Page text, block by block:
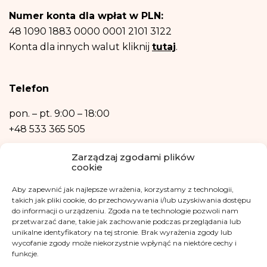
Zarządzaj zgodami plików
cookie
Aby zapewnić jak najlepsze wrażenia, korzystamy z technologii,
takich jak pliki cookie, do przechowywania i/lub uzyskiwania dostępu
do informacji o urządzeniu. Zgoda na te technologie pozwoli nam
przetwarzać dane, takie jak zachowanie podczas przeglądania lub
unikalne identyfikatory na tej stronie. Brak wyrażenia zgody lub
wycofanie zgody może niekorzystnie wpłynąć na niektóre cechy i
funkcje.
Posiadasz prawo dostępu do treści swoich danych oraz prawo ich
sprostowania, usunięcia, ograniczenia przetwarzania, prawo do przenoszenia
danych, prawo wniesienia sprzeciwu, prawo do przenoszenia danych.
Ochrony Danych Osobowych, w razie uznania, iż przetwarzanie danych
Podanie danych osobowych jest niezbędne do zrealizowania ww. celów.
również w formie profilowania.
Numer konta dla wpłat w PLN:
48 1090 1883 0000 0001 2101 3122
Konta dla innych walut kliknij tutaj.
Telefon
pon. – pt. 9:00 – 18:00
+48 533 365 505
Kontakt mailowy
Inspektor Danych Osobowych
Klaudia Kwiatkowska
iod@fundacjakasisi.pl